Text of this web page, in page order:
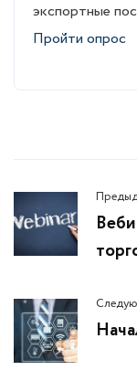
экспортные
Пройти опрос